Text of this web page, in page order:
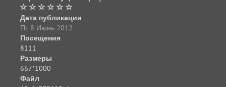
Дата публикации
Пт 8 Июнь 2012
Посещения
8111
Размеры
667*1000
Файл